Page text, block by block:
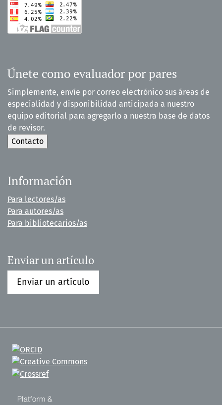
Únete como evaluador por pares
Simplemente, envíe por correo electrónico sus áreas de
especialidad y disponibilidad anticipada a nuestro
equipo editorial para agregarlo a nuestra base de datos
de revisor.
Información
Para lectores/as
Para autores/as
Para bibliotecarios/as
Enviar un artículo
Enviar un artículo